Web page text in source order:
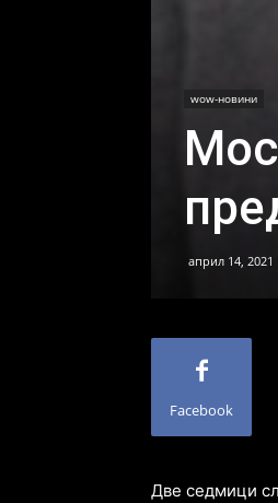
wow-новини
април 14, 2021
Facebook
Две седмици